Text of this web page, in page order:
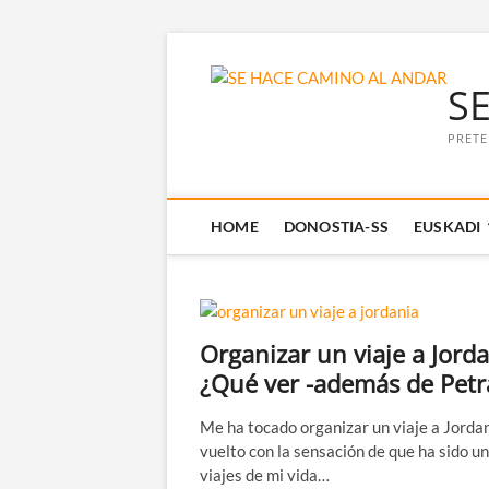
HOME DONOSTIA-SS EUSKADI
Organizar un viaje a
¿Qué ver -además de
Me ha tocado organizar un viaje a
vuelto con la sensación de que ha sido
viajes de mi vida…